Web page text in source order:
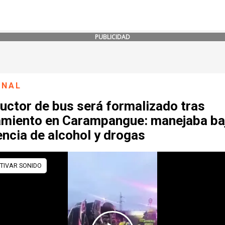
PUBLICIDAD
de bus será formalizado tras
en Carampangue: manejaba
de alcohol y drogas